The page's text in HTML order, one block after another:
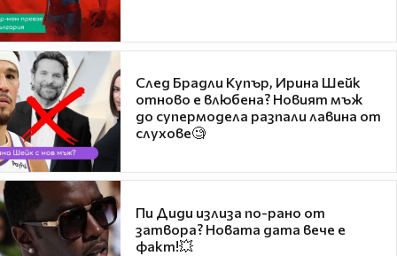
След Брадли Купър, Ирина Шейк
отново е влюбена? Новият мъж
до супермодела разпали лавина от
слухове🧐
Пи Диди излиза по-рано от
затвора? Новата дата вече е
факт!💥